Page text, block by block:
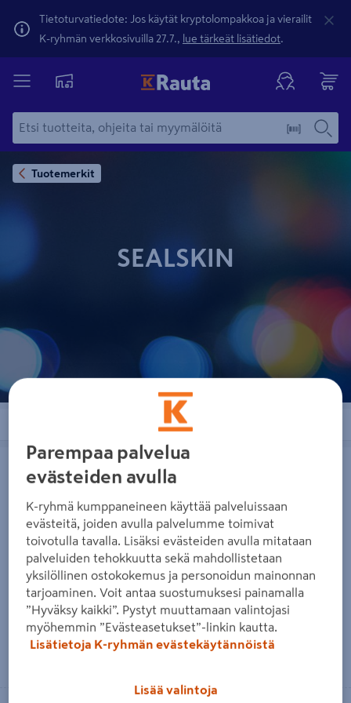
Tietoturvatiedote: Jos käytät kryptolompakkoa ja vierailit
K-ryhmän verkkosivuilla 27.7., lue tärkeät lisätiedot.
Tuotemerkit
SEALSKIN
Matto Sealskin Vintage harmaa
Matto Sealskin Vintage harmaa
50x80cm
Hylly Sealskin Brix musta
Hylly Sealskin Brix musta
Parempaa palvelua
evästeiden avulla
K-ryhmä kumppaneineen käyttää palveluissaan
evästeitä, joiden avulla palvelumme toimivat
toivotulla tavalla. Lisäksi evästeiden avulla mitataan
palveluiden tehokkuutta sekä mahdollistetaan
yksilöllinen ostokokemus ja personoidun mainonnan
tarjoaminen. Voit antaa suostumuksesi painamalla
”Hyväksy kaikki”. Pystyt muuttamaan valintojasi
myöhemmin ”Evästeasetukset”-linkin kautta.
Lisätietoja K-ryhmän evästekäytännöistä
Lisää valintoja